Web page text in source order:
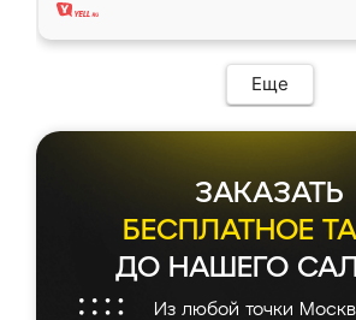
Еще
ЗАКАЗАТЬ
БЕСПЛАТНОЕ
ДО НАШЕГО
Из любой точки